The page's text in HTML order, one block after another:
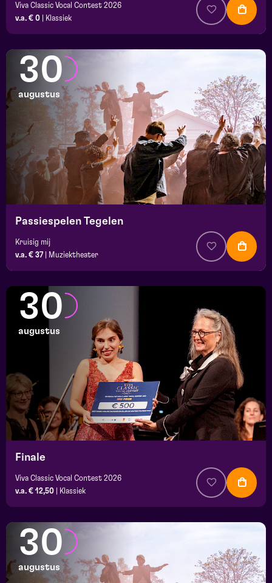
Viva Classic Vocal Contest 2026
v.a. € 0
Klassiek
30
augustus
Passiespelen Tegelen
Kruisig mij
v.a. € 37
Muziektheater
30
augustus
Finale
Viva Classic Vocal Contest 2026
v.a. € 12,50
Klassiek
30
augustus